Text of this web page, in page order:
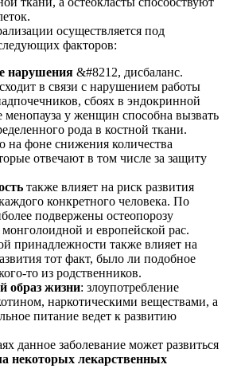
осуществляется под
факторов:
нарушения &#8212, дисбаланс.
в связи с нарушением работы
сбоях в эндокринной
менопауза у женщин способна вызвать
рода в костной ткани.
на фоне снижения количества
отвечают в том числе за защиту
также влияет на риск развития
конкретного человека. По
подвержены остеопорозу
монголоидной и европейской рас.
принадлежности также влияет на
тот факт, было ли подобное
то из родственников.
образ жизни: злоупотребление
наркотическими веществами, а
питание ведет к развитию
данное заболевание может развиться
некоторых лекарственных